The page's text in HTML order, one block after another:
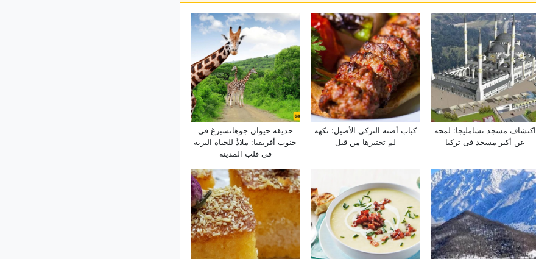
اکتشاف مسجد تشاملیجا: لمحه
عن أکبر مسجد فی ترکیا
کباب أضنه الترکی الأصیل: نکهه
لم تختبرها من قبل
حدیقه حیوان جوهانسبرغ فی
جنوب أفریقیا: ملاذٌ للحیاه البریه
فی قلب المدینه